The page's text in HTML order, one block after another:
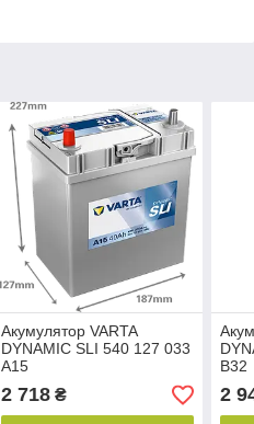
Акумулятор VARTA
DYNAMIC SLI 540 127 033
A15
2 718₴
B32
2